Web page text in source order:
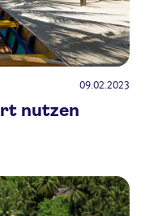
09.02.2023
nutzen